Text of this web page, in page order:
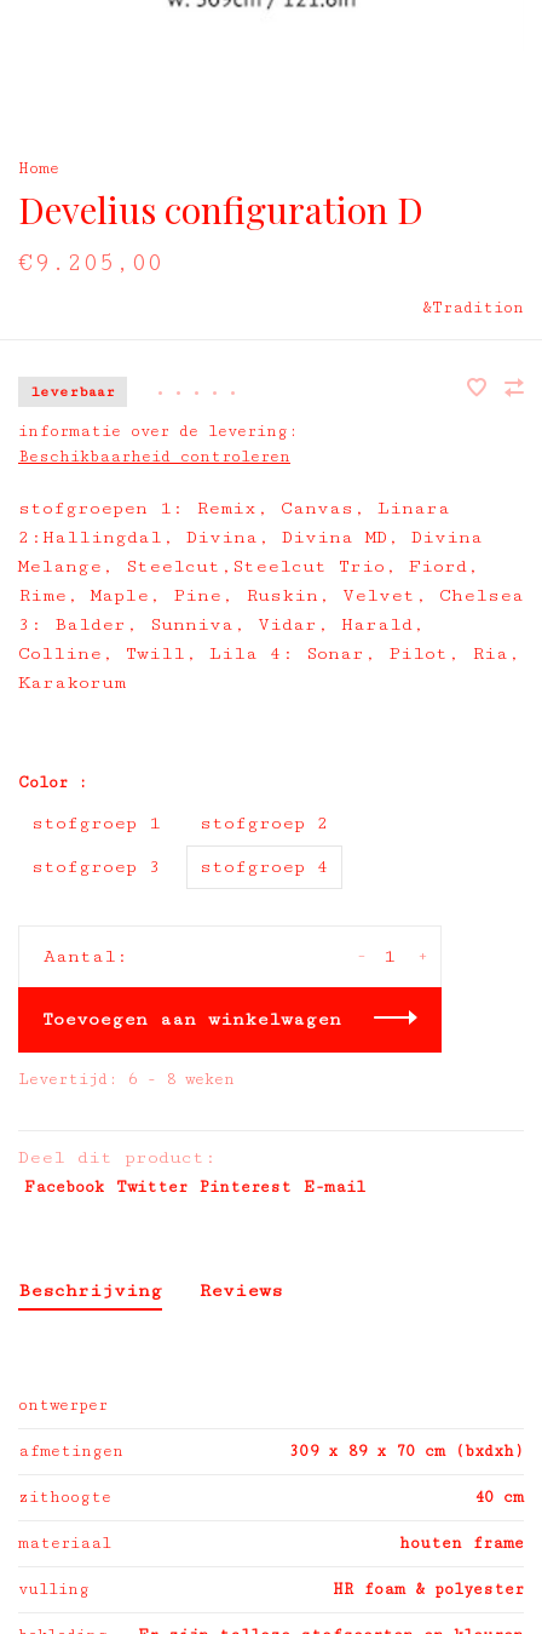
Home
Develius configuration D
€9.205,00
&Tradition
leverbaar • • • • •
informatie over de levering:
Beschikbaarheid controleren
stofgroepen 1: Remix, Canvas, Linara
2:Hallingdal, Divina, Divina MD, Divina
Melange, Steelcut,Steelcut Trio, Fiord,
Rime, Maple, Pine, Ruskin, Velvet, Chelsea
3: Balder, Sunniva, Vidar, Harald,
Colline, Twill, Lila 4: Sonar, Pilot, Ria,
Karakorum
Color :
stofgroep 1 stofgroep 2
stofgroep 3 stofgroep 4
Aantal: +
-
Toevoegen aan winkelwagen
Levertijd: 6 - 8 weken
Deel dit product:
Facebook Twitter Pinterest E-mail
Beschrijving Reviews
ontwerper
afmetingen 309 x 89 x 70 cm (bxdxh)
zithoogte 40 cm
materiaal houten frame
vulling HR foam & polyester